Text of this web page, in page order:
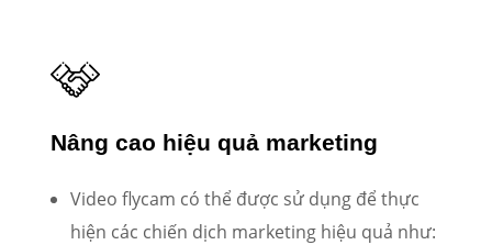
Nâng cao hiệu quả marketing
Video flycam có thể được sử dụng để thực
hiện các chiến dịch marketing hiệu quả như: